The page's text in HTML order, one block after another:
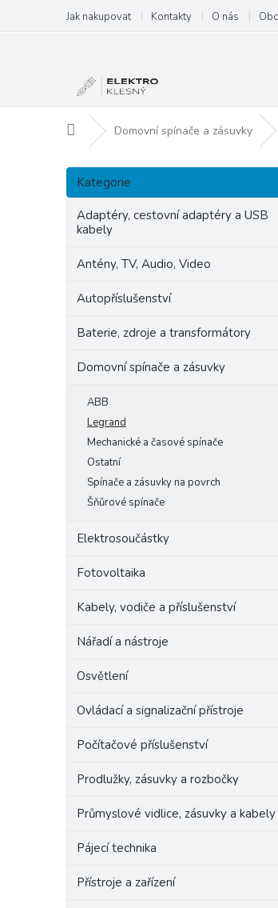
obsah
Jak nakupovat Kontakty O nás
Domů Domovní spínače a zásuvky
P
s
Přeskočit
kategorie
Kategorie
Adaptéry, cestovní adaptéry a USB
kabely
Antény, TV, Audio, Video
Autopříslušenství
Baterie, zdroje a transformátory
Domovní spínače a zásuvky
ABB
Legrand
Mechanické a časové spínače
Ostatní
Spínače a zásuvky na povrch
Šňůrové spínače
Elektrosoučástky
Fotovoltaika
Kabely, vodiče a příslušenství
Nářadí a nástroje
Osvětlení
Ovládací a signalizační přístroje
Počítačové příslušenství
Prodlužky, zásuvky a rozbočky
Průmyslové vidlice, zásuvky a kabely
Pájecí technika
Přístroje a zařízení